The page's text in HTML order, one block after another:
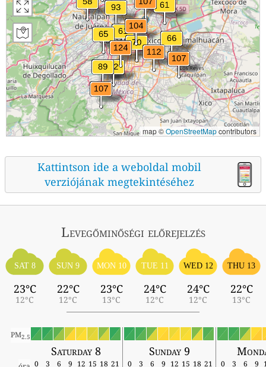
map ©OpenStreetMapcontributors
Kattintson ide a weboldal mobil
verziójának megtekintéséhez
Levegőminőségi előrejelzés
SAT 8
23°C
12°C
SUN 9
22°C
12°C
MON 10
23°C
13°C
TUE 11
24°C
12°C
WED 12
24°C
12°C
THU 13
22°C
13°C
PM2.5
Saturday 8 Sunday 9
0 3 6 9 12 15 18 21 0 3 6 9 12 15 18 21 0 3 6 9